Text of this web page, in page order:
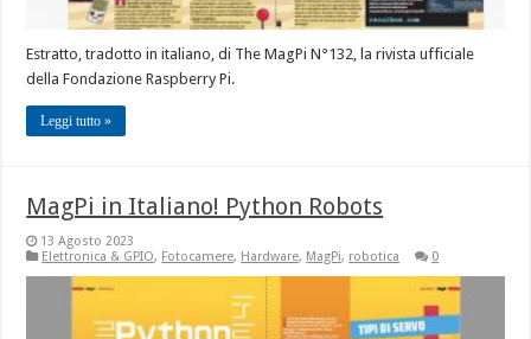
Estratto, tradotto in italiano, di The MagPi N°132, la rivista ufficiale
della Fondazione Raspberry Pi.
Leggi tutto »
MagPi in Italiano! Python Robots
13 Agosto 2023
Elettronica & GPIO, Fotocamere, Hardware, MagPi, robotica 0